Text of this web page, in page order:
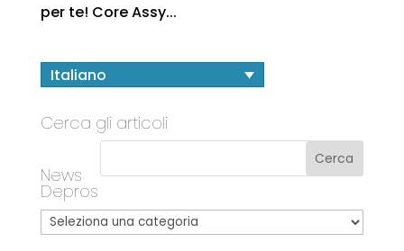
per te! Core Assy...
Italiano
Cerca gli articoli
News
Depros